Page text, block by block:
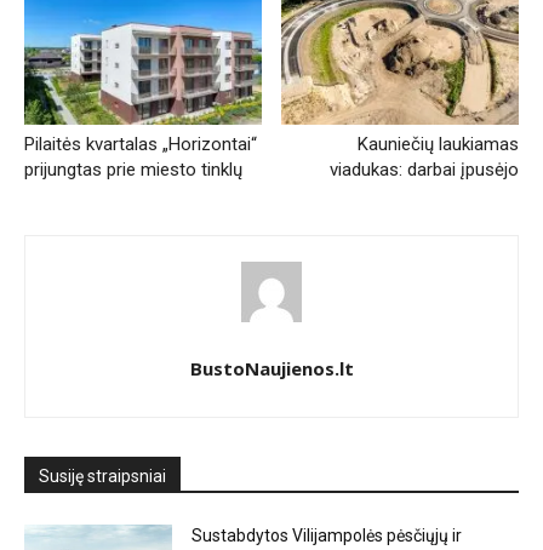
Pilaitės kvartalas „Horizontai“
prijungtas prie miesto tinklų
Kauniečių laukiamas
viadukas: darbai įpusėjo
BustoNaujienos.lt
Susiję straipsniai
Sustabdytos Vilijampolės pėsčiųjų ir